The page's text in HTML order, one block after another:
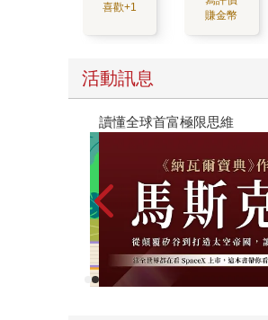
喜歡+1
賺金幣
活動訊息
【父親節禮物展】5折起，滿